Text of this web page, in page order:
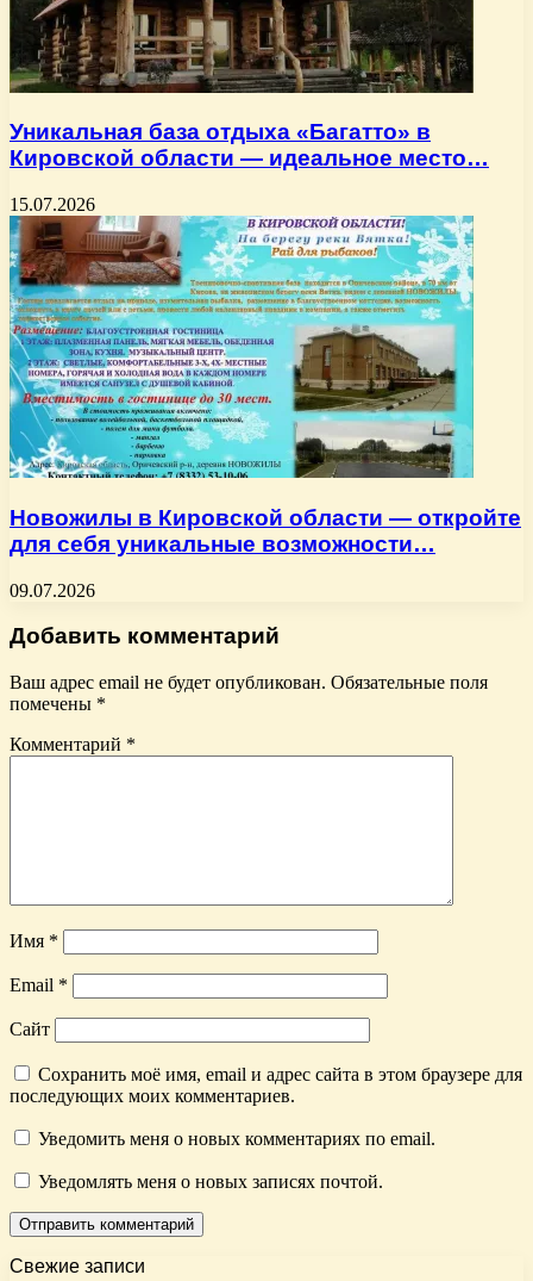
Уникальная база отдыха «Багатто» в
Кировской области — идеальное место…
15.07.2026
Новожилы в Кировской области — откройте
для себя уникальные возможности…
09.07.2026
Добавить комментарий
Ваш адрес email не будет опубликован. Обязательные поля
помечены *
Комментарий *
Имя *
Email *
Сайт
Сохранить моё имя, email и адрес сайта в этом браузере для
последующих моих комментариев.
Уведомить меня о новых комментариях по email.
Уведомлять меня о новых записях почтой.
Свежие записи